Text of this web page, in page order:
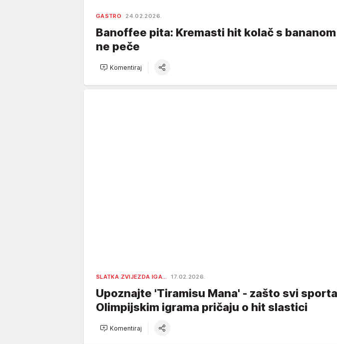
GASTRO 24.02.2026.
Banoffee pita: Kremasti hit kolač s
ne peče
Komentiraj
SLATKA ZVIJEZDA IGA… 17.02.2026.
Upoznajte 'Tiramisu Mana' - zašto svi
Olimpijskim igrama pričaju o hit slastici
Komentiraj